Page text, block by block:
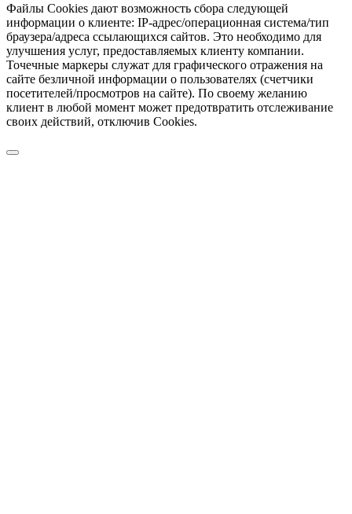
Файлы Cookies дают возможность сбора следующей
информации о клиенте: IP-адрес/операционная система/тип
браузера/адреса ссылающихся сайтов. Это необходимо для
улучшения услуг, предоставляемых клиенту компании.
Точечные маркеры служат для графического отражения на
сайте безличной информации о пользователях (счетчики
посетителей/просмотров на сайте). По своему желанию
клиент в любой момент может предотвратить отслеживание
своих действий, отключив Cookies.